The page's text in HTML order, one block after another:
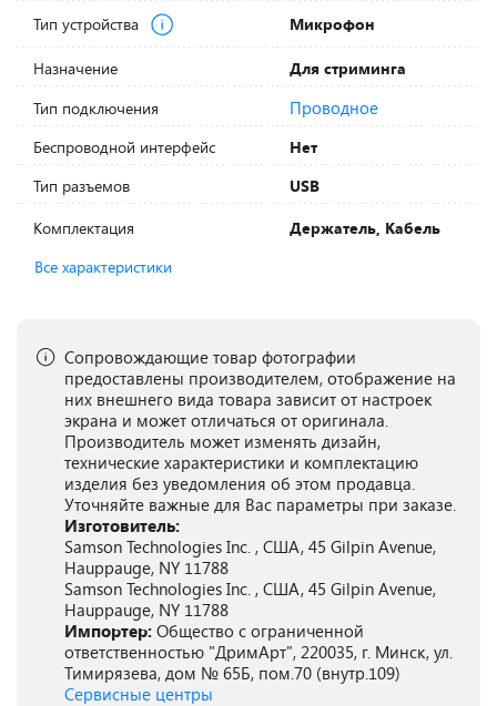
Тип устройства Микрофон
Назначение
Для стриминга
Тип подключения
Проводное
Беспроводной интерфейс
Нет
Тип разъемов
USB
Комплектация
Держатель, Кабель
Все характеристики
Сопровождающие товар фотографии
предоставлены производителем, отображение на
них внешнего вида товара зависит от настроек
экрана и может отличаться от оригинала.
Производитель может изменять дизайн,
технические характеристики и комплектацию
изделия без уведомления об этом продавца.
Уточняйте важные для Вас параметры при заказе.
Изготовитель:
Samson Technologies Inc. , США, 45 Gilpin Avenue,
Hauppauge, NY 11788
Samson Technologies Inc. , США, 45 Gilpin Avenue,
Hauppauge, NY 11788
Импортер: Общество с ограниченной
ответственностью "ДримАрт", 220035, г. Минск, ул.
Тимирязева, дом № 65Б, пом.70 (внутр.109)
Сервисные центры